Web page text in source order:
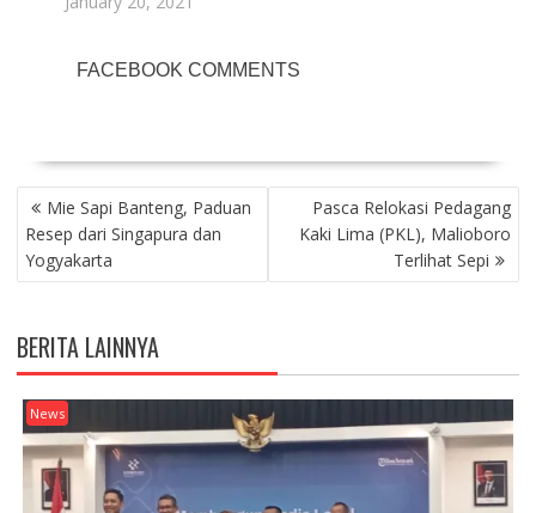
FACEBOOK COMMENTS
POST
NAVIGATION
Mie Sapi Banteng, Paduan
Resep dari Singapura dan
Yogyakarta
Pasca Relokasi Pedagang
Kaki Lima (PKL), Malioboro
Terlihat Sepi
BERITA LAINNYA
News